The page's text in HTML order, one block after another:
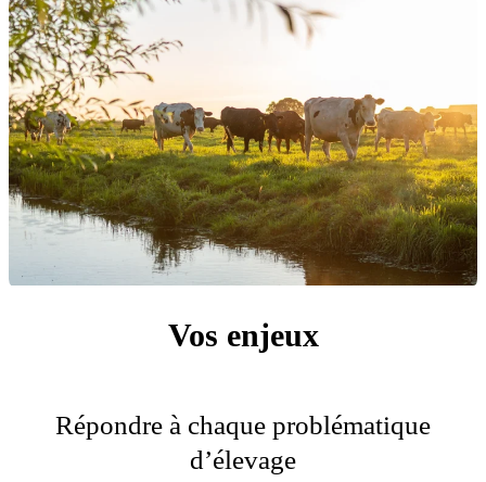
Vos enjeux
Répondre à chaque problématique
d’élevage